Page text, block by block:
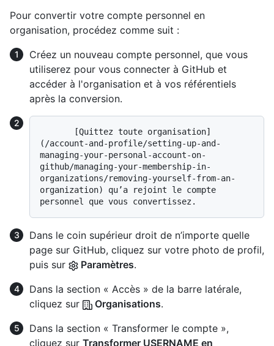
Pour convertir votre compte personnel en
organisation, procédez comme suit :
Créez un nouveau compte personnel, que vous
utiliserez pour vous connecter à GitHub et
accéder à l'organisation et à vos référentiels
après la conversion.
(/account-and-profile/setting-up-and-
managing-your-personal-account-on-
github/managing-your-membership-in-
organizations/removing-yourself-from-an-
organization) qu’a rejoint le compte
Dans le coin supérieur droit de n’importe quelle
page sur GitHub, cliquez sur votre photo de profil,
puis sur
Paramètres.
Dans la section « Accès » de la barre latérale,
cliquez sur
Organisations.
Dans la section « Transformer le compte »,
cliquez sur Transformer USERNAME en